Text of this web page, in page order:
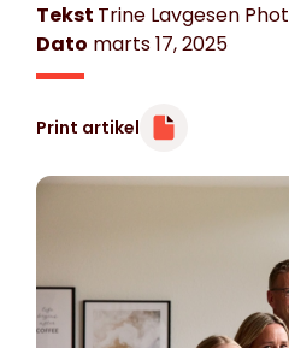
Tekst Trine Lavgesen
Dato marts 17, 2025
Print artikel